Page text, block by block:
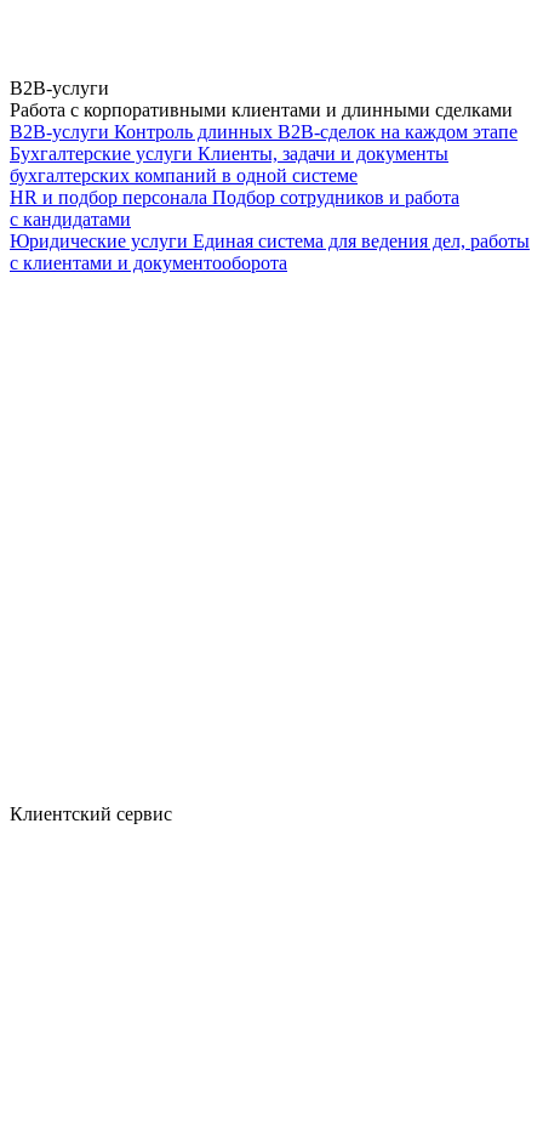
B2B-услуги
Работа с корпоративными клиентами и длинными сделками
B2B-услуги Контроль длинных B2B-сделок на каждом этапе
Бухгалтерские услуги Клиенты, задачи и документы
бухгалтерских компаний в одной системе
HR и подбор персонала Подбор сотрудников и работа
с кандидатами
Юридические услуги Единая система для ведения дел, работы
с клиентами и документооборота
Клиентский сервис